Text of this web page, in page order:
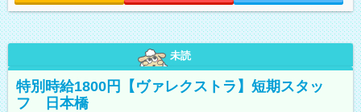
未読
特別時給1800円【ヴァレクストラ】短期スタッ
フ 日本橋